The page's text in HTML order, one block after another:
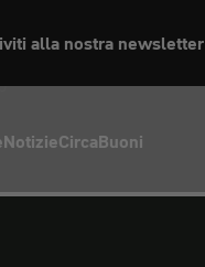
alla nostra newsletter
NotizieCircaBuoni